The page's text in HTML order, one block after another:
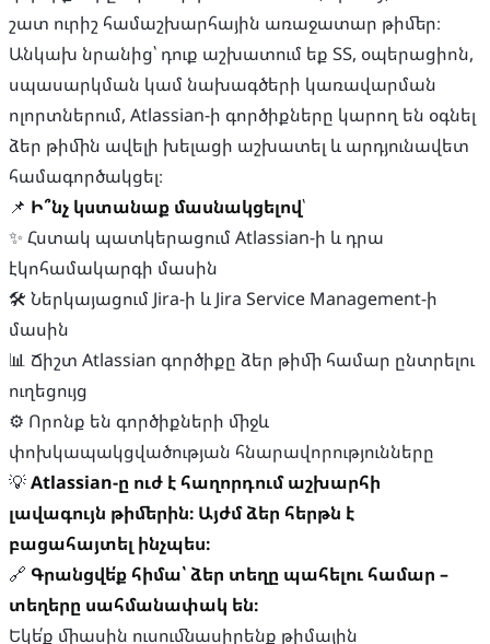
շատ ուրիշ համաշխարհային առաջատար թիմեր։
Անկախ նրանից՝ դուք աշխատում եք ՏՏ, օպերացիոն,
սպասարկման կամ նախագծերի կառավարման
ոլորտներում, Atlassian-ի գործիքները կարող են օգնել
ձեր թիմին ավելի խելացի աշխատել և արդյունավետ
համագործակցել։
📌 Ի՞նչ կստանաք մասնակցելով՝
✨ Հստակ պատկերացում Atlassian-ի և դրա
էկոհամակարգի մասին
🛠 Ներկայացում Jira-ի և Jira Service Management-ի
մասին
📊 Ճիշտ Atlassian գործիքը ձեր թիմի համար ընտրելու
ուղեցույց
⚙ Որոնք են գործիքների միջև
փոխկապակցվածության հնարավորությունները
💡Atlassian-ը ուժ է հաղորդում աշխարհի
լավագույն թիմերին։ Այժմ ձեր հերթն է
բացահայտել ինչպես։
🔗 Գրանցվե՛ք հիմա՝ ձեր տեղը պահելու համար –
տեղերը սահմանափակ են։
Եկե՛ք միասին ուսումնասիրենք թիմային